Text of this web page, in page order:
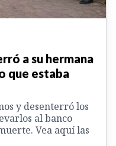
a su hermana
que estaba
y desenterró los
al banco
Vea aquí las